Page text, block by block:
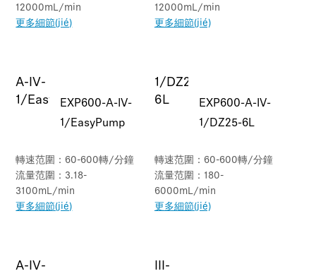
12000mL/min
更多細節(jié)
12000mL/min
更多細節(jié)
EXP600-A-IV-
1/EasyPump
轉速范圍：60-600轉/分鐘
流量范圍：3.18-
3100mL/min
更多細節(jié)
EXP600-A-IV-
1/DZ25-6L
轉速范圍：60-600轉/分鐘
流量范圍：180-
6000mL/min
更多細節(jié)